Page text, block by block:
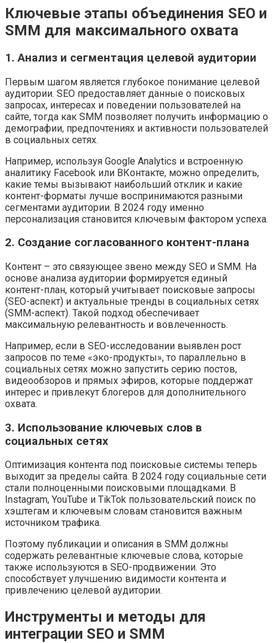
Ключевые этапы объединения SEO и
SMM для максимального охвата
1. Анализ и сегментация целевой аудитории
Первым шагом является глубокое понимание целевой
аудитории. SEO предоставляет данные о поисковых
запросах, интересах и поведении пользователей на
сайте, тогда как SMM позволяет получить информацию о
демографии, предпочтениях и активности пользователей
в социальных сетях.
Например, используя Google Analytics и встроенную
аналитику Facebook или ВКонтакте, можно определить,
какие темы вызывают наибольший отклик и какие
контент-форматы лучше воспринимаются разными
сегментами аудитории. В 2024 году именно
персонализация становится ключевым фактором успеха.
2. Создание согласованного контент-плана
Контент – это связующее звено между SEO и SMM. На
основе анализа аудитории формируется единый
контент-план, который учитывает поисковые запросы
(SEO-аспект) и актуальные тренды в социальных сетях
(SMM-аспект). Такой подход обеспечивает
максимальную релевантность и вовлеченность.
Например, если в SEO-исследовании выявлен рост
запросов по теме «эко-продукты», то параллельно в
социальных сетях можно запустить серию постов,
видеообзоров и прямых эфиров, которые поддержат
интерес и привлекут блогеров для дополнительного
охвата.
3. Использование ключевых слов в
социальных сетях
Оптимизация контента под поисковые системы теперь
выходит за пределы сайта. В 2024 году социальные сети
стали полноценными поисковыми площадками. В
Instagram, YouTube и TikTok пользовательский поиск по
хэштегам и ключевым словам становится важным
источником трафика.
Поэтому публикации и описания в SMM должны
содержать релевантные ключевые слова, которые
также используются в SEO-продвижении. Это
способствует улучшению видимости контента и
привлечению целевой аудитории.
Инструменты и методы для
интеграции SEO и SMM